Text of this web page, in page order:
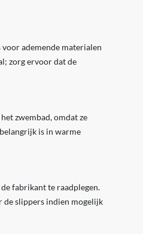
ademende materialen
zorg ervoor dat de
zwembad, omdat ze
is in warme
fabrikant te raadplegen.
de slippers indien mogelijk